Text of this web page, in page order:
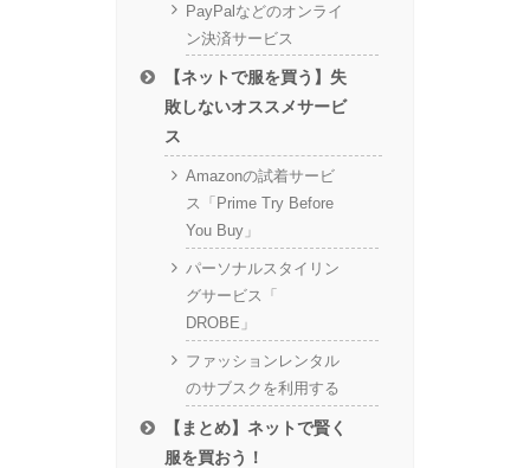
PayPalなどのオンライ
ン決済サービス
【ネットで服を買う】失
敗しないオススメサービ
ス
Amazonの試着サービ
ス「Prime Try Before
You Buy」
パーソナルスタイリン
グサービス「
DROBE」
ファッションレンタル
のサブスクを利用する
【まとめ】ネットで賢く
服を買おう！